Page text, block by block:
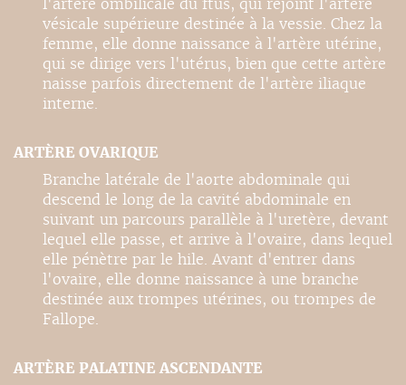
l'artère ombilicale du ftus, qui rejoint l'artère
vésicale supérieure destinée à la vessie. Chez la
femme, elle donne naissance à l'artère utérine,
qui se dirige vers l'utérus, bien que cette artère
naisse parfois directement de l'artère iliaque
interne.
ARTÈRE OVARIQUE
Branche latérale de l'aorte abdominale qui
descend le long de la cavité abdominale en
suivant un parcours parallèle à l'uretère, devant
lequel elle passe, et arrive à l'ovaire, dans lequel
elle pénètre par le hile. Avant d'entrer dans
l'ovaire, elle donne naissance à une branche
destinée aux trompes utérines, ou trompes de
Fallope.
ARTÈRE PALATINE ASCENDANTE